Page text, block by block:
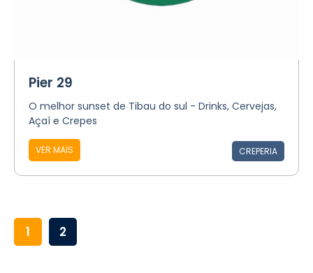
Pier 29
O melhor sunset de Tibau do sul - Drinks, Cervejas,
Açaí e Crepes
VER MAIS CREPERIA
1 2